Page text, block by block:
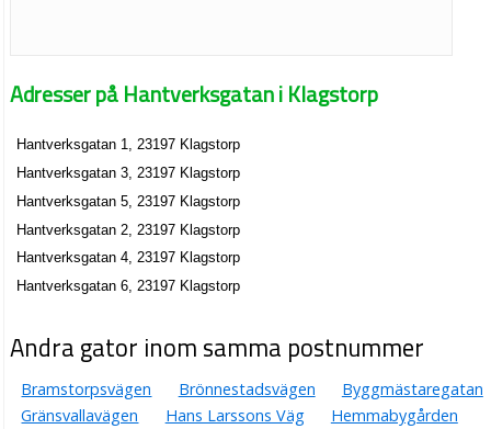
Adresser på Hantverksgatan i Klagstorp
Hantverksgatan 1, 23197 Klagstorp
Hantverksgatan 3, 23197 Klagstorp
Hantverksgatan 5, 23197 Klagstorp
Hantverksgatan 2, 23197 Klagstorp
Hantverksgatan 4, 23197 Klagstorp
Hantverksgatan 6, 23197 Klagstorp
Andra gator inom samma postnummer
Bramstorpsvägen Brönnestadsvägen
Byggmästaregatan
Gränsvallavägen
Hans Larssons Väg
Hemmabygården